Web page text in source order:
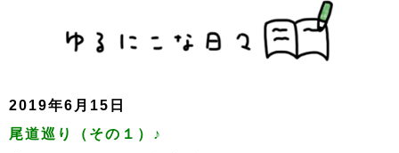
2019年6月15日
尾道巡り（その１）♪